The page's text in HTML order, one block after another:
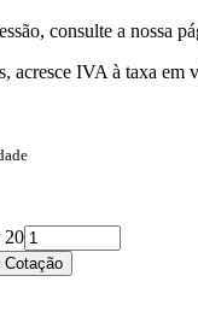
consulte a nossa
acresce IVA à taxa em
20
Cotação